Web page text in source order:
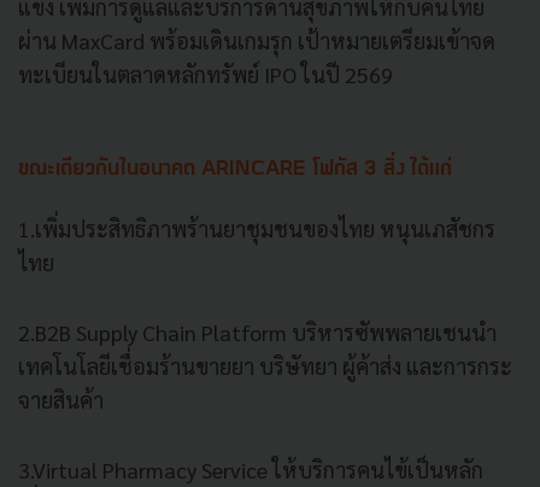
แข็ง เพิ่มการดูแลและบริการด้านสุขภาพให้กับคนไทย
ผ่าน MaxCard พร้อมเดินเกมรุก เป้าหมายเตรียมเข้าจด
ทะเบียนในตลาดหลักทรัพย์ IPO ในปี 2569
ขณะเดียวกันในอนาคต ARINCARE โฟกัส 3 สิ่ง ได้แก่
1.เพิ่มประสิทธิภาพร้านยาชุมชนของไทย หนุนเภสัชกร
ไทย
2.B2B Supply Chain Platform บริหารซัพพลายเชนนำ
เทคโนโลยีเชื่อมร้านขายยา บริษัทยา ผู้ค้าส่ง และการกระ
จายสินค้า
3.Virtual Pharmacy Service ให้บริการคนไข้เป็นหลัก